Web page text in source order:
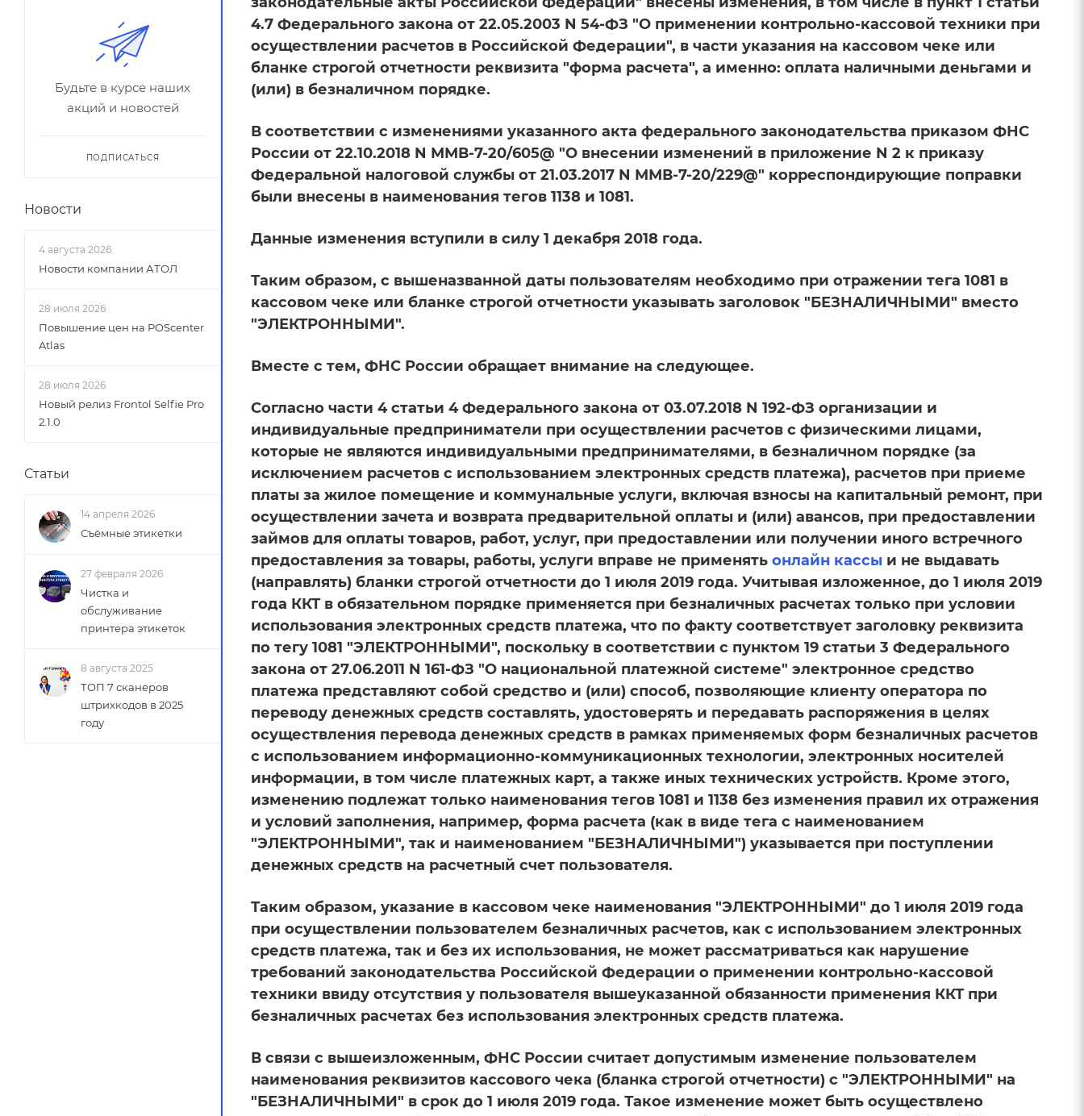
4.7 Федерального закона от 22.05.2003 N 54-ФЗ "О применении контрольно-кассовой техники при
осуществлении расчетов в Российской Федерации", в части указания на кассовом чеке или
бланке строгой отчетности реквизита "форма расчета", а именно: оплата наличными деньгами и
(или) в безналичном порядке.
В соответствии с изменениями указанного акта федерального законодательства приказом ФНС
России от 22.10.2018 N ММВ-7-20/605@ "О внесении изменений в приложение N 2 к приказу
Федеральной налоговой службы от 21.03.2017 N ММВ-7-20/229@" корреспондирующие поправки
были внесены в наименования тегов 1138 и 1081.
Данные изменения вступили в силу 1 декабря 2018 года.
Таким образом, с вышеназванной даты пользователям необходимо при отражении тега 1081 в
кассовом чеке или бланке строгой отчетности указывать заголовок "БЕЗНАЛИЧНЫМИ" вместо
"ЭЛЕКТРОННЫМИ".
Вместе с тем, ФНС России обращает внимание на следующее.
Согласно части 4 статьи 4 Федерального закона от 03.07.2018 N 192-ФЗ организации и
индивидуальные предприниматели при осуществлении расчетов с физическими лицами,
которые не являются индивидуальными предпринимателями, в безналичном порядке (за
исключением расчетов с использованием электронных средств платежа), расчетов при приеме
платы за жилое помещение и коммунальные услуги, включая взносы на капитальный ремонт, при
осуществлении зачета и возврата предварительной оплаты и (или) авансов, при предоставлении
займов для оплаты товаров, работ, услуг, при предоставлении или получении иного встречного
предоставления за товары, работы, услуги вправе не применять онлайн кассы и не выдавать
(направлять) бланки строгой отчетности до 1 июля 2019 года. Учитывая изложенное, до 1 июля 2019
года ККТ в обязательном порядке применяется при безналичных расчетах только при условии
использования электронных средств платежа, что по факту соответствует заголовку реквизита
по тегу 1081 "ЭЛЕКТРОННЫМИ", поскольку в соответствии с пунктом 19 статьи 3 Федерального
закона от 27.06.2011 N 161-ФЗ "О национальной платежной системе" электронное средство
платежа представляют собой средство и (или) способ, позволяющие клиенту оператора по
переводу денежных средств составлять, удостоверять и передавать распоряжения в целях
осуществления перевода денежных средств в рамках применяемых форм безналичных расчетов
с использованием информационно-коммуникационных технологии, электронных носителей
информации, в том числе платежных карт, а также иных технических устройств. Кроме этого,
изменению подлежат только наименования тегов 1081 и 1138 без изменения правил их отражения
и условий заполнения, например, форма расчета (как в виде тега с наименованием
"ЭЛЕКТРОННЫМИ", так и наименованием "БЕЗНАЛИЧНЫМИ") указывается при поступлении
денежных средств на расчетный счет пользователя.
Таким образом, указание в кассовом чеке наименования "ЭЛЕКТРОННЫМИ" до 1 июля 2019 года
при осуществлении пользователем безналичных расчетов, как с использованием электронных
средств платежа, так и без их использования, не может рассматриваться как нарушение
требований законодательства Российской Федерации о применении контрольно-кассовой
техники ввиду отсутствия у пользователя вышеуказанной обязанности применения ККТ при
безналичных расчетах без использования электронных средств платежа.
В связи с вышеизложенным, ФНС России считает допустимым изменение пользователем
наименования реквизитов кассового чека (бланка строгой отчетности) с "ЭЛЕКТРОННЫМИ" на
"БЕЗНАЛИЧНЫМИ" в срок до 1 июля 2019 года. Такое изменение может быть осуществлено
Будьте в курсе наших
акций и новостей
ПОДПИСАТЬСЯ
Новости
4 августа 2026
Новости компании АТОЛ
28 июля 2026
Повышение цен на POScenter
Atlas
28 июля 2026
Новый релиз Frontol Selfie Pro
2.1.0
Статьи
14 апреля 2026
Съёмные этикетки
27 февраля 2026
Чистка и
обслуживание
принтера этикеток
8 августа 2025
ТОП 7 сканеров
штрихкодов в 2025
году